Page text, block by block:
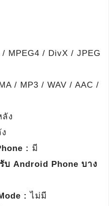
/ MPEG4 / DivX / JPEG
/ MP3 / WAV / AAC /
ง
: มี
บ Android Phone บาง
:ไม่มี